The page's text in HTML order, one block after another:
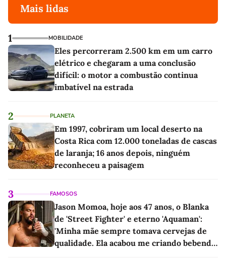
Mais lidas
1 MOBILIDADE
Eles percorreram 2.500 km em um carro
elétrico e chegaram a uma conclusão
difícil: o motor a combustão continua
imbatível na estrada
2 PLANETA
Em 1997, cobriram um local deserto na
Costa Rica com 12.000 toneladas de cascas
de laranja; 16 anos depois, ninguém
reconheceu a paisagem
3 FAMOSOS
Jason Momoa, hoje aos 47 anos, o Blanka
de 'Street Fighter' e eterno 'Aquaman':
'Minha mãe sempre tomava cervejas de
qualidade. Ela acabou me criando bebendo